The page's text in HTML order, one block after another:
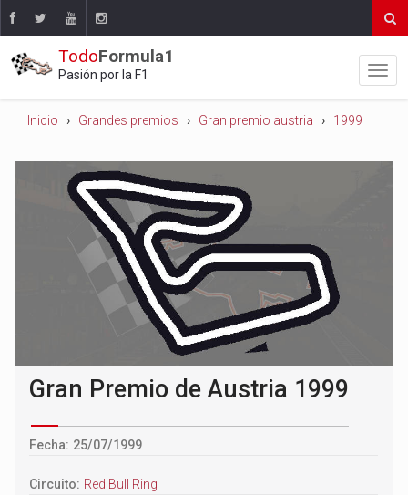
TodoFormula1
Pasión por la F1
Inicio Grandes premios Gran premio austria 1999
Gran Premio de Austria 1999
Fecha: 25/07/1999
Circuito: Red Bull Ring